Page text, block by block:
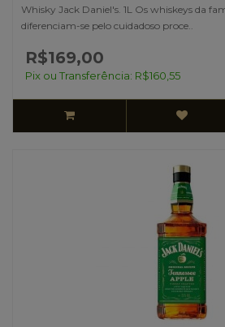
Whisky Jack Daniel's. 1L Os whiskeys da
diferenciam-se pelo cuidadoso proce..
R$169,00
Pix ou Transferência: R$160,55